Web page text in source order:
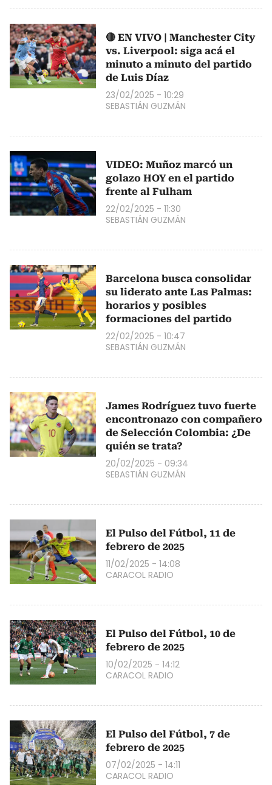
🔴 EN VIVO | Manchester City
vs. Liverpool: siga acá el
minuto a minuto del partido
de Luis Díaz
23/02/2025 - 10:29
SEBASTIÁN GUZMÁN
VIDEO: Muñoz marcó un
golazo HOY en el partido
frente al Fulham
22/02/2025 - 11:30
SEBASTIÁN GUZMÁN
Barcelona busca consolidar
su liderato ante Las Palmas:
horarios y posibles
formaciones del partido
22/02/2025 - 10:47
SEBASTIÁN GUZMÁN
James Rodríguez tuvo fuerte
encontronazo con compañero
de Selección Colombia: ¿De
quién se trata?
20/02/2025 - 09:34
SEBASTIÁN GUZMÁN
El Pulso del Fútbol, 11 de
febrero de 2025
11/02/2025 - 14:08
CARACOL RADIO
El Pulso del Fútbol, 10 de
febrero de 2025
10/02/2025 - 14:12
CARACOL RADIO
El Pulso del Fútbol, 7 de
febrero de 2025
07/02/2025 - 14:11
CARACOL RADIO